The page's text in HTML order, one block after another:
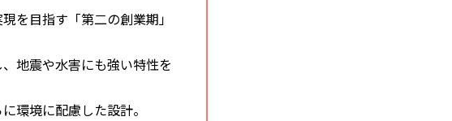
を目指す「第二の創業期」
地震や水害にも強い特性を
環境に配慮した設計。